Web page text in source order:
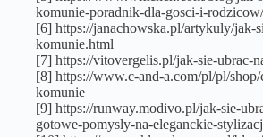
komunie-poradnik-dla-gosci-i-rodzicow/
[6] https://janachowska.pl/artykuly/jak-
komunie.html
[7] https://vitovergelis.pl/jak-sie-ubrac-
[8] https://www.c-and-a.com/pl/pl/shop/
komunie
[9] https://runway.modivo.pl/jak-sie-
gotowe-pomysly-na-eleganckie-